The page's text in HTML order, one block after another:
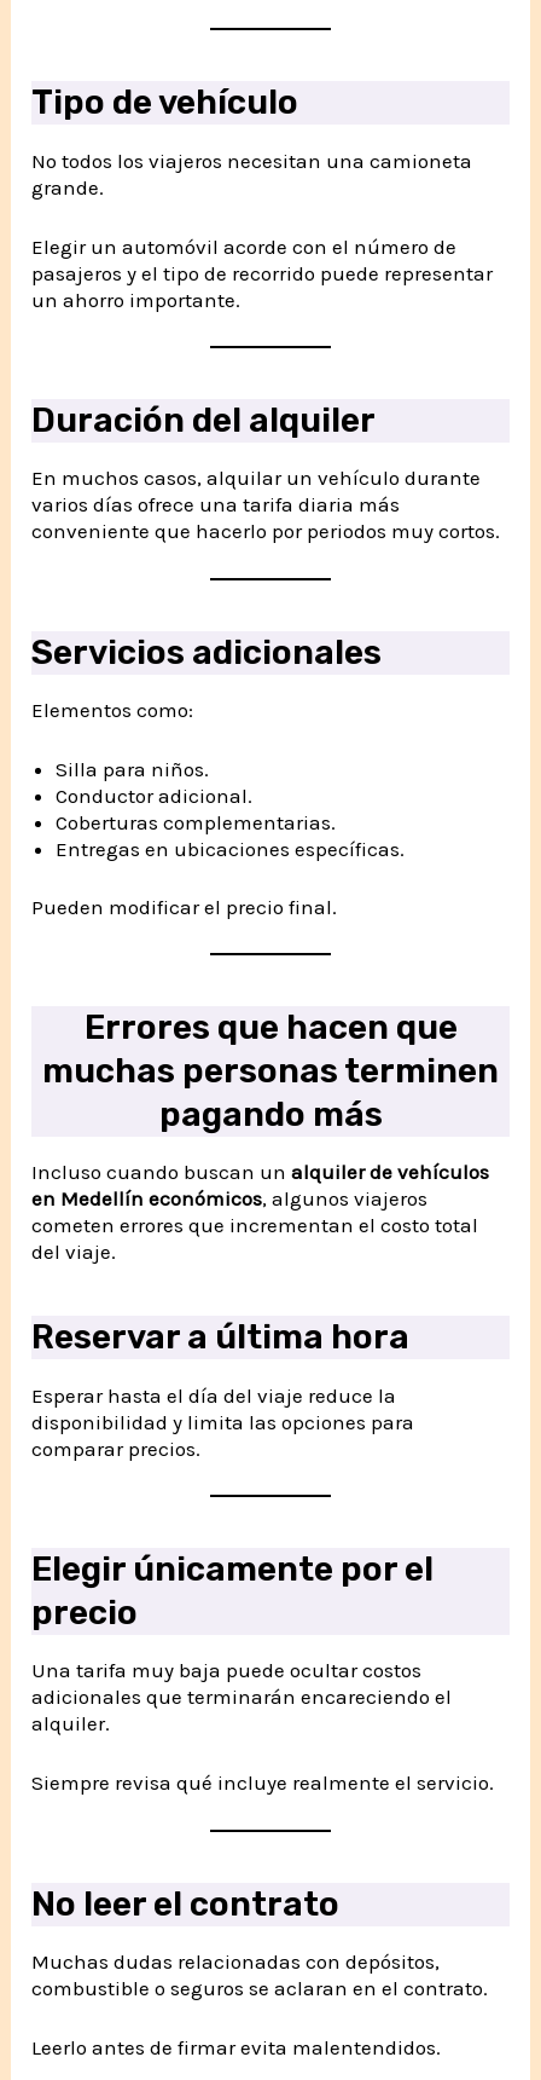
Tipo de vehículo
No todos los viajeros necesitan una camioneta
grande.
Elegir un automóvil acorde con el número de
pasajeros y el tipo de recorrido puede representar
un ahorro importante.
Duración del alquiler
En muchos casos, alquilar un vehículo durante
varios días ofrece una tarifa diaria más
conveniente que hacerlo por periodos muy cortos.
Servicios adicionales
Elementos como:
Silla para niños.
Conductor adicional.
Coberturas complementarias.
Entregas en ubicaciones específicas.
Pueden modificar el precio final.
Errores que hacen que
muchas personas terminen
pagando más
Incluso cuando buscan unalquiler de vehículos
en Medellín económicos, algunos viajeros
cometen errores que incrementan el costo total
del viaje.
Reservar a última hora
Esperar hasta el día del viaje reduce la
disponibilidad y limita las opciones para
comparar precios.
Elegir únicamente por el
precio
Una tarifa muy baja puede ocultar costos
adicionales que terminarán encareciendo el
alquiler.
Siempre revisa qué incluye realmente el servicio.
No leer el contrato
Muchas dudas relacionadas con depósitos,
combustible o seguros se aclaran en el contrato.
Leerlo antes de firmar evita malentendidos.